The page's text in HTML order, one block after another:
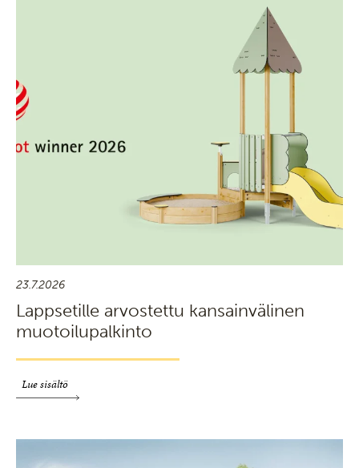
23.7.2026
Lappsetille arvostettu kansainvälinen
muotoilupalkinto
Lue sisältö